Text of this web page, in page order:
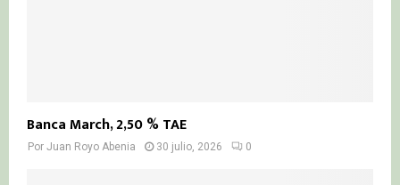
Banca March, 2,50 % TAE
Por Juan Royo Abenia 30 julio, 2026 0